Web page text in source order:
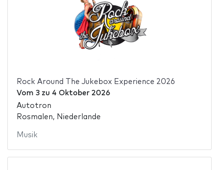
Rock Around The Jukebox Experience 2026
Vom 3zu 4 Oktober 2026
Autotron
Rosmalen, Niederlande
Musik